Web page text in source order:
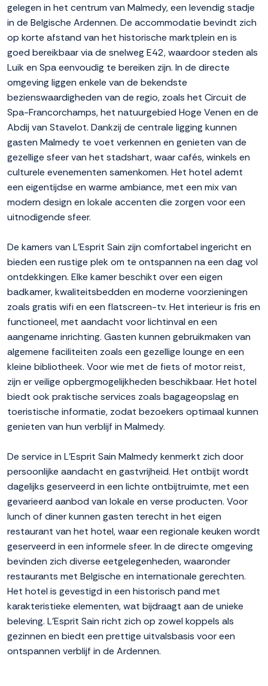
gelegen in het centrum van Malmedy, een levendig stadje
in de Belgische Ardennen. De accommodatie bevindt zich
op korte afstand van het historische marktplein en is
goed bereikbaar via de snelweg E42, waardoor steden als
Luik en Spa eenvoudig te bereiken zijn. In de directe
omgeving liggen enkele van de bekendste
bezienswaardigheden van de regio, zoals het Circuit de
Spa-Francorchamps, het natuurgebied Hoge Venen en de
Abdij van Stavelot. Dankzij de centrale ligging kunnen
gasten Malmedy te voet verkennen en genieten van de
gezellige sfeer van het stadshart, waar cafés, winkels en
culturele evenementen samenkomen. Het hotel ademt
een eigentijdse en warme ambiance, met een mix van
modern design en lokale accenten die zorgen voor een
uitnodigende sfeer.
De kamers van L'Esprit Sain zijn comfortabel ingericht en
bieden een rustige plek om te ontspannen na een dag vol
ontdekkingen. Elke kamer beschikt over een eigen
badkamer, kwaliteitsbedden en moderne voorzieningen
zoals gratis wifi en een flatscreen-tv. Het interieur is fris en
functioneel, met aandacht voor lichtinval en een
aangename inrichting. Gasten kunnen gebruikmaken van
algemene faciliteiten zoals een gezellige lounge en een
kleine bibliotheek. Voor wie met de fiets of motor reist,
zijn er veilige opbergmogelijkheden beschikbaar. Het hotel
biedt ook praktische services zoals bagageopslag en
toeristische informatie, zodat bezoekers optimaal kunnen
genieten van hun verblijf in Malmedy.
De service in L'Esprit Sain Malmedy kenmerkt zich door
persoonlijke aandacht en gastvrijheid. Het ontbijt wordt
dagelijks geserveerd in een lichte ontbijtruimte, met een
gevarieerd aanbod van lokale en verse producten. Voor
lunch of diner kunnen gasten terecht in het eigen
restaurant van het hotel, waar een regionale keuken wordt
geserveerd in een informele sfeer. In de directe omgeving
bevinden zich diverse eetgelegenheden, waaronder
restaurants met Belgische en internationale gerechten.
Het hotel is gevestigd in een historisch pand met
karakteristieke elementen, wat bijdraagt aan de unieke
beleving. L'Esprit Sain richt zich op zowel koppels als
gezinnen en biedt een prettige uitvalsbasis voor een
ontspannen verblijf in de Ardennen.